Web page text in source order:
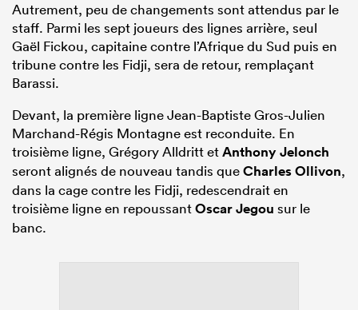
Autrement, peu de changements sont attendus par le
staff. Parmi les sept joueurs des lignes arrière, seul
Gaël Fickou, capitaine contre l’Afrique du Sud puis en
tribune contre les Fidji, sera de retour, remplaçant
Barassi.
Devant, la première ligne Jean-Baptiste Gros-Julien
Marchand-Régis Montagne est reconduite. En
troisième ligne, Grégory Alldritt etAnthony Jelonch
seront alignés de nouveau tandis queCharles Ollivon,
dans la cage contre les Fidji, redescendrait en
troisième ligne en repoussantOscar Jegou sur le
banc.